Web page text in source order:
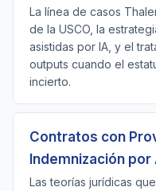
La línea de casos
de la USCO, la
asistidas por IA, y el
outputs cuando el
incierto.
Contratos con
Indemnización
Las teorías jurídicas